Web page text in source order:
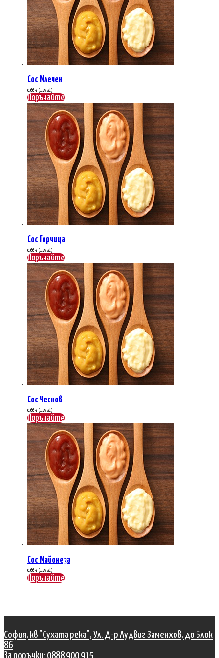
Сос Млечен
0,66 € (1.29 лв.)
Поръчайте
Сос Горчица
0,66 € (1.29 лв.)
Поръчайте
Сос Чеснов
0,66 € (1.29 лв.)
Поръчайте
Сос Майонеза
0,66 € (1.29 лв.)
Поръчайте
София, кв "Сухата река", Ул. Д-р Лудвиг Заменхов, до Блок
86
За поръчки: 0888 900 915